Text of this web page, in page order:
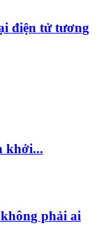
điện tử tương
khởi...
phải ai